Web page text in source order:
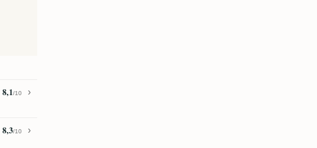
8,1/10
8,3/10